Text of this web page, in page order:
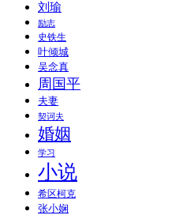
刘瑜
励志
史铁生
叶倾城
吴念真
周国平
夫妻
契诃夫
婚姻
学习
小说
希区柯克
张小娴